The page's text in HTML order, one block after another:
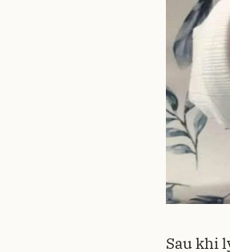
Sau khi